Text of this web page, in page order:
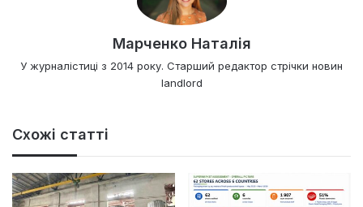
Марченко Наталія
У журналістиці з 2014 року. Старший редактор стрічки новин
landlord
Схожі статті